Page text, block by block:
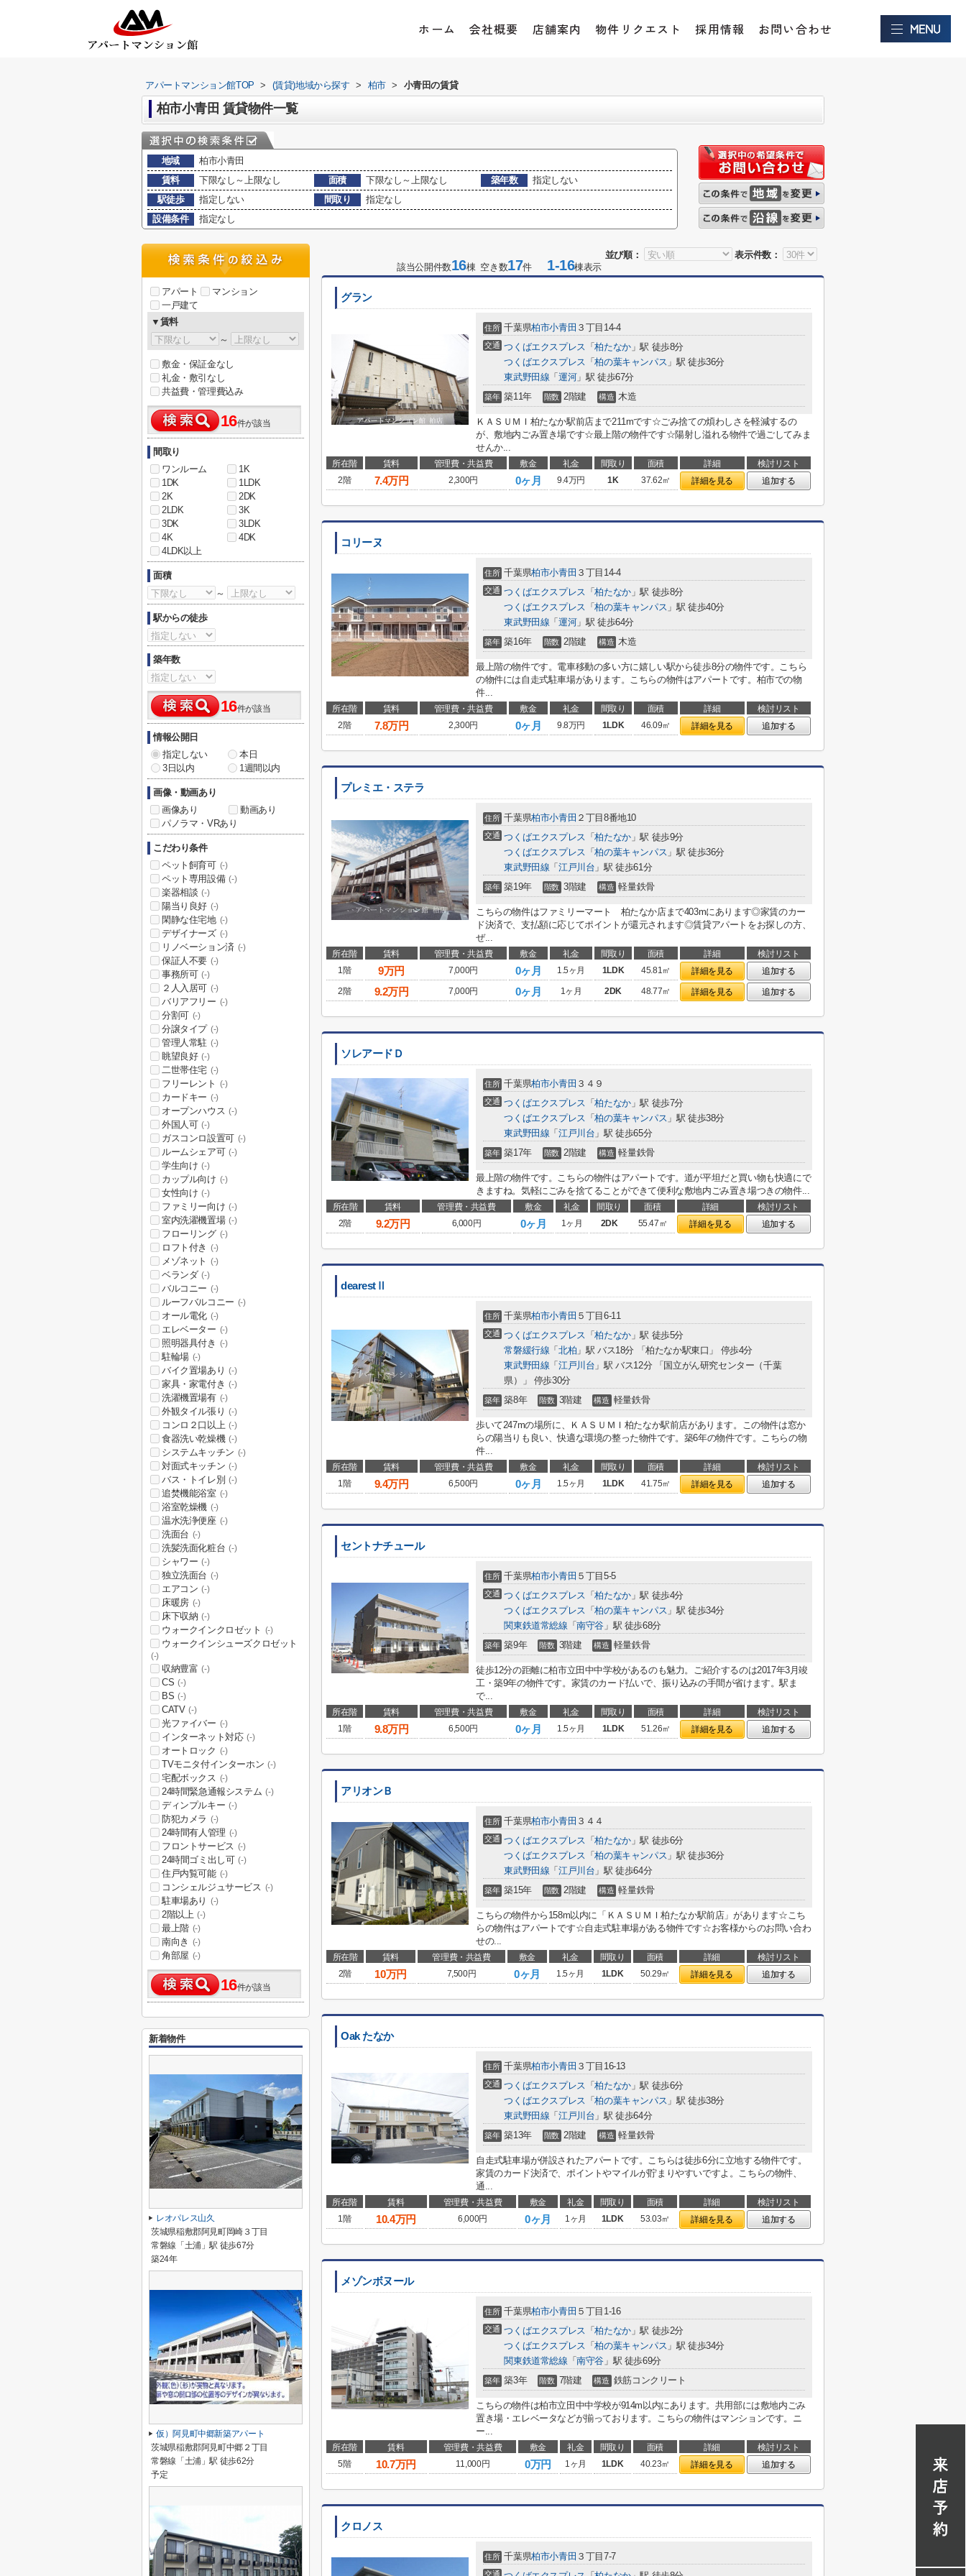
ホーム 会社概要 店舗案内 物件リクエスト 採用情報 お問い合わせ
アパートマンション館TOP > (賃貸)地域から探す > 柏市 > 小青田の賃貸
柏市小青田 賃貸物件一覧
地域
柏市小青田
賃料
下限なし～上限なし 面積 下限なし～上限なし 築年数
指定しない
駅徒歩
指定しない 間取り
指定なし
設備条件
指定なし
並び順：
表示件数：
該当公開件数16棟 空き数17件1-16棟表示
グラン
住所 千葉県柏市小青田 ３丁目14-4
交通 つくばエクスプレス 「柏たなか」駅 徒歩8分
つくばエクスプレス 「柏の葉キャンパス 」駅 徒歩36分
東武野田線 「 運河」駅 徒歩67分
築年 築11年 階数 2階建 構造 木造
ＫＡＳＵＭＩ柏たなか駅前店まで211mです☆ごみ捨ての煩わしさを軽減するの
が、敷地内ごみ置き場です☆最上階の物件です☆陽射し溢れる物件で過ごしてみま
せんか...
所在階 賃料 管理費・共益費 敷金 礼金 間取り 面積 詳細
検討リスト
2階
7.4万円 2,300円 0ヶ月 9.4万円 1K 37.62㎡ 詳細を見る 追加する
コリーヌ
住所 千葉県柏市小青田 ３丁目14-4
交通 つくばエクスプレス 「柏たなか」駅 徒歩8分
つくばエクスプレス 「柏の葉キャンパス 」駅 徒歩40分
東武野田線 「 運河」駅 徒歩64分
築年 築16年 階数 2階建 構造 木造
最上階の物件です。電車移動の多い方に嬉しい駅から徒歩8分の物件です。こちら
の物件には自走式駐車場があります。こちらの物件はアパートです。柏市での物
件...
所在階 賃料 管理費・共益費 敷金 礼金 間取り 面積 詳細
検討リスト
2階
7.8万円 2,300円 0ヶ月 9.8万円 1LDK 46.09㎡ 詳細を見る 追加する
プレミエ・ステラ
住所 千葉県柏市小青田 ２丁目8番地10
交通 つくばエクスプレス 「柏たなか」駅 徒歩9分
つくばエクスプレス 「柏の葉キャンパス 」駅 徒歩36分
東武野田線 「 江戸川台 」駅 徒歩61分
築年 築19年 階数 3階建 構造 軽量鉄骨
こちらの物件はファミリーマート 柏たなか店まで403mにあります◎家賃のカー
ド決済で、支払額に応じてポイントが還元されます◎賃貸アパートをお探しの方、
ぜ...
所在階 賃料 管理費・共益費 敷金 礼金 間取り 面積 詳細
検討リスト
1階
9万円 7,000円 0ヶ月 1.5ヶ月 1LDK 45.81㎡ 詳細を見る
追加する
2階
9.2万円 7,000円 0ヶ月 1ヶ月 2DK 48.77㎡ 詳細を見る 追加する
ソレアードＤ
住所 千葉県柏市小青田 ３４９
交通 つくばエクスプレス 「柏たなか」駅 徒歩7分
つくばエクスプレス 「柏の葉キャンパス 」駅 徒歩38分
東武野田線 「 江戸川台 」駅 徒歩65分
築年 築17年 階数 2階建 構造 軽量鉄骨
最上階の物件です。こちらの物件はアパートです。道が平坦だと買い物も快適にで
きますね。気軽にごみを捨てることができて便利な敷地内ごみ置き場つきの物件...
所在階 賃料 管理費・共益費 敷金 礼金 間取り 面積 詳細
検討リスト
2階
9.2万円 6,000円 0ヶ月 1ヶ月 2DK 55.47㎡ 詳細を見る 追加する
dearestⅡ
住所 千葉県柏市小青田 ５丁目6-11
交通 つくばエクスプレス 「柏たなか」駅 徒歩5分
常磐緩行線 「 北柏 」駅 バス18分 「柏たなか駅東口」 停歩4分
東武野田線 「 江戸川台 」駅 バス12分 「国立がん研究センター（千葉
県）」 停歩30分
築年 築8年 階数 3階建 構造 軽量鉄骨
歩いて247mの場所に、ＫＡＳＵＭＩ柏たなか駅前店があります。この物件は窓か
らの陽当りも良い、快適な環境の整った物件です。築6年の物件です。こちらの物
件...
所在階 賃料 管理費・共益費 敷金 礼金 間取り 面積 詳細
検討リスト
1階
9.4万円 6,500円 0ヶ月 1.5ヶ月 1LDK 41.75㎡ 詳細を見る 追加する
セントナチュール
住所 千葉県柏市小青田 ５丁目5-5
交通 つくばエクスプレス 「柏たなか」駅 徒歩4分
つくばエクスプレス 「柏の葉キャンパス 」駅 徒歩34分
関東鉄道常総線 「南守谷 」駅 徒歩68分
築年 築9年 階数 3階建 構造 軽量鉄骨
徒歩12分の距離に柏市立田中中学校があるのも魅力。ご紹介するのは2017年3月竣
工・築9年の物件です。家賃のカード払いで、振り込みの手間が省けます。駅ま
で...
所在階 賃料 管理費・共益費 敷金 礼金 間取り 面積 詳細
検討リスト
1階
9.8万円 6,500円 0ヶ月 1.5ヶ月 1LDK 51.26㎡ 詳細を見る 追加する
アリオンＢ
住所 千葉県柏市小青田 ３４４
交通 つくばエクスプレス 「柏たなか」駅 徒歩6分
つくばエクスプレス 「柏の葉キャンパス 」駅 徒歩36分
東武野田線 「 江戸川台 」駅 徒歩64分
築年 築15年 階数 2階建 構造 軽量鉄骨
こちらの物件から158m以内に「ＫＡＳＵＭＩ柏たなか駅前店」があります☆こち
らの物件はアパートです☆自走式駐車場がある物件です☆お客様からのお問い合わ
せの...
所在階 賃料 管理費・共益費 敷金 礼金 間取り 面積 詳細
検討リスト
2階
10万円 7,500円 0ヶ月 1.5ヶ月 1LDK 50.29㎡ 詳細を見る 追加する
Oak たなか
住所 千葉県柏市小青田 ３丁目16-13
交通 つくばエクスプレス 「柏たなか」駅 徒歩6分
つくばエクスプレス 「柏の葉キャンパス 」駅 徒歩38分
東武野田線 「 江戸川台 」駅 徒歩64分
築年 築13年 階数 2階建 構造 軽量鉄骨
自走式駐車場が併設されたアパートです。こちらは徒歩6分に立地する物件です。
家賃のカード決済で、ポイントやマイルが貯まりやすいですよ。こちらの物件、
通...
所在階 賃料 管理費・共益費 敷金 礼金 間取り 面積 詳細
検討リスト
1階
10.4万円 6,000円 0ヶ月 1ヶ月 1LDK 53.03㎡ 詳細を見る 追加する
メゾンボヌール
住所 千葉県柏市小青田 ５丁目1-16
交通 つくばエクスプレス 「柏たなか」駅 徒歩2分
つくばエクスプレス 「柏の葉キャンパス 」駅 徒歩34分
関東鉄道常総線 「南守谷 」駅 徒歩69分
築年 築3年 階数 7階建 構造 鉄筋コンクリート
こちらの物件は柏市立田中中学校が914m以内にあります。共用部には敷地内ごみ
置き場・エレベータなどが揃っております。こちらの物件はマンションです。ニ
ー...
所在階 賃料 管理費・共益費 敷金 礼金 間取り 面積 詳細
検討リスト
5階
10.7万円 11,000円 0万円 1ヶ月 1LDK 40.23㎡ 詳細を見る 追加する
クロノス
住所 千葉県柏市小青田 ３丁目7-7
交通
アパート
マンション
一戸建て
▼賃料
～
敷金・保証金なし
礼金・敷引なし
共益費・管理費込み
16件が該当
間取り
ワンルーム
1K
1DK
1LDK
2K
2DK
2LDK
3K
3DK
3LDK
4K
4DK
4LDK以上
面積
～
駅からの徒歩
築年数
16件が該当
情報公開日
指定しない
本日
3日以内
1週間以内
画像・動画あり
画像あり
動画あり
パノラマ・VRあり
こだわり条件
ペット飼育可 (-)
ペット専用設備 (-)
楽器相談 (-)
陽当り良好 (-)
閑静な住宅地 (-)
デザイナーズ (-)
リノベーション済 (-)
保証人不要 (-)
事務所可 (-)
２人入居可 (-)
バリアフリー (-)
分割可 (-)
分譲タイプ (-)
管理人常駐 (-)
眺望良好 (-)
二世帯住宅 (-)
フリーレント (-)
カードキー (-)
オープンハウス (-)
外国人可 (-)
ガスコンロ設置可 (-)
ルームシェア可 (-)
学生向け (-)
カップル向け (-)
女性向け (-)
ファミリー向け (-)
室内洗濯機置場 (-)
フローリング (-)
ロフト付き (-)
メゾネット (-)
ベランダ (-)
バルコニー (-)
ルーフバルコニー (-)
オール電化 (-)
エレベーター (-)
照明器具付き (-)
駐輪場 (-)
バイク置場あり (-)
家具・家電付き (-)
洗濯機置場有 (-)
外観タイル張り (-)
コンロ２口以上 (-)
食器洗い乾燥機 (-)
システムキッチン (-)
対面式キッチン (-)
バス・トイレ別 (-)
追焚機能浴室 (-)
浴室乾燥機 (-)
温水洗浄便座 (-)
洗面台 (-)
洗髪洗面化粧台 (-)
シャワー (-)
独立洗面台 (-)
エアコン (-)
床暖房 (-)
床下収納 (-)
ウォークインクロゼット (-)
ウォークインシューズクロゼット
(-)
収納豊富 (-)
CS (-)
BS (-)
CATV (-)
光ファイバー (-)
インターネット対応 (-)
オートロック (-)
TVモニタ付インターホン (-)
宅配ボックス (-)
24時間緊急通報システム (-)
ディンプルキー (-)
防犯カメラ (-)
24時間有人管理 (-)
フロントサービス (-)
24時間ゴミ出し可 (-)
住戸内覧可能 (-)
コンシェルジュサービス (-)
駐車場あり (-)
2階以上 (-)
最上階 (-)
南向き (-)
角部屋 (-)
16件が該当
新着物件
レオパレス山久
茨城県稲敷郡阿見町岡崎３丁目
常磐線「土浦」駅 徒歩67分
築24年
仮）阿見町中郷新築アパート
茨城県稲敷郡阿見町中郷２丁目
常磐線「土浦」駅 徒歩62分
予定